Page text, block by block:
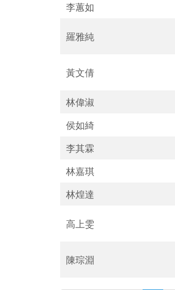
李蕙如
羅雅純
黃文倩
林偉淑
侯如綺
李其霖
林嘉琪
林煌達
高上雯
陳琮淵